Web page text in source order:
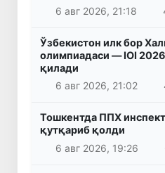
6 авг 2026, 21:18
Ўзбекистон илк бор
олимпиадаси — IOI
қилади
6 авг 2026, 21:02
Тошкентда ППХ
қутқариб қолди
6 авг 2026, 19:26